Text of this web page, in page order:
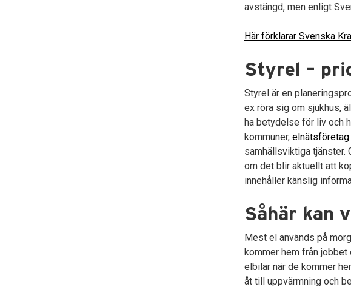
avstängd, men enligt
Här förklarar Svenska
Styrel –
Styrel är en
ex röra sig om sjukhus,
ha betydelse för liv och
kommuner, elnätsföretag
samhällsviktiga tjänster.
om det blir aktuellt att
innehåller känslig
Såhär kan
Mest el används på
kommer hem från jobbet
elbilar när de kommer
åt till uppvärmning och